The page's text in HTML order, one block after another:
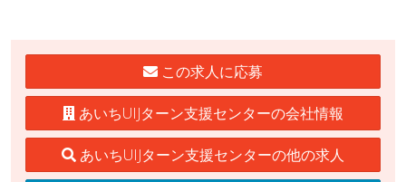
この求人に応募
あいちUIJターン支援センターの会社情報
あいちUIJターン支援センターの他の求人